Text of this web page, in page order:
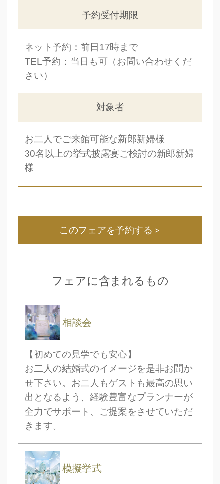
予約受付期限
ネット予約：前日17時まで
TEL予約：当日も可（お問い合わせくだ
さい）
対象者
お二人でご来館可能な新郎新婦様
30名以上の挙式披露宴ご検討の新郎新婦
様
このフェアを予約する
フェアに含まれるもの
相談会
【初めての見学でも安心】
お二人の結婚式のイメージを是非お聞か
せ下さい。お二人もゲストも最高の思い
出となるよう、経験豊富なプランナーが
全力でサポート、ご提案をさせていただ
きます。
模擬挙式
時間を選択してください